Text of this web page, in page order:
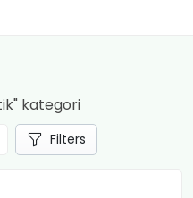
kategori
Filters